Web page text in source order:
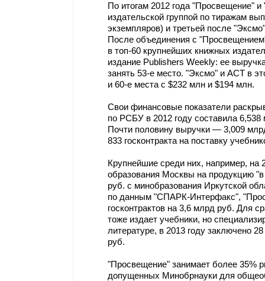
По итогам 2012 года "Просвещение"
издательской группой по тиражам
экземпляров) и третьей после
После объединения с
в топ-60 крупнейших книжных
издание Publishers Weekly: ее
занять 53-е место. "Эксмо" и АСТ в
и 60-е места с $232 млн и $194 млн.
Свои финансовые показатели
по РСБУ в 2012 году составила
Почти половину выручки — 3,009
833 госконтракта на поставку
Крупнейшие среди них, например,
образования Москвы на продукцию
руб. с минобразования Иркутской
по данным "СПАРК-Интерфакс",
госконтрактов на 3,6 млрд руб. Для
тоже издает учебники, но
литературе, в 2013 году заключено
руб.
"Просвещение" занимает более 35%
допущенных Минобрнауки для